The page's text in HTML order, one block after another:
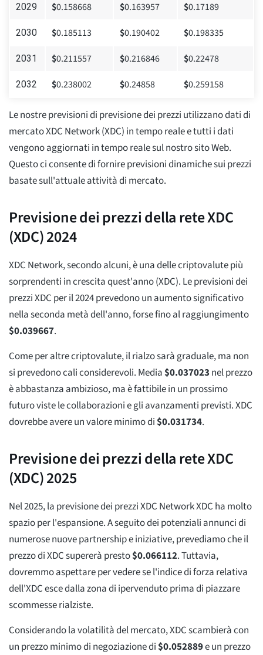
2029 $0.158668 $0.163957 $0.17189
2030 $0.185113 $0.190402 $0.198335
2031 $0.211557 $0.216846 $0.22478
2032 $0.238002 $0.24858 $0.259158
Le nostre previsioni di previsione dei prezzi utilizzano dati di
mercato XDC Network (XDC) in tempo reale e tutti i dati
vengono aggiornati in tempo reale sul nostro sito Web.
Questo ci consente di fornire previsioni dinamiche sui prezzi
basate sull'attuale attività di mercato.
Previsione dei prezzi della rete XDC
(XDC) 2024
XDC Network, secondo alcuni, è una delle criptovalute più
sorprendenti in crescita quest'anno (XDC). Le previsioni dei
prezzi XDC per il 2024 prevedono un aumento significativo
nella seconda metà dell'anno, forse fino al raggiungimento
$0.039667.
Come per altre criptovalute, il rialzo sarà graduale, ma non
si prevedono cali considerevoli. Media$0.037023 nel prezzo
è abbastanza ambizioso, ma è fattibile in un prossimo
futuro viste le collaborazioni e gli avanzamenti previsti. XDC
dovrebbe avere un valore minimo di$0.031734.
Previsione dei prezzi della rete XDC
(XDC) 2025
Nel 2025, la previsione dei prezzi XDC Network XDC ha molto
spazio per l'espansione. A seguito dei potenziali annunci di
numerose nuove partnership e iniziative, prevediamo che il
prezzo di XDC supererà presto$0.066112. Tuttavia,
dovremmo aspettare per vedere se l'indice di forza relativa
dell'XDC esce dalla zona di ipervenduto prima di piazzare
scommesse rialziste.
Considerando la volatilità del mercato, XDC scambierà con
un prezzo minimo di negoziazione di$0.052889e un prezzo